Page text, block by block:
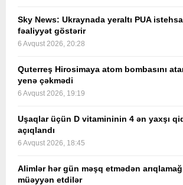
Sky News: Ukraynada yeraltı PUA
fəaliyyət göstərir
6 Avqust 2026, 20:28
Quterreş Hirosimaya atom bombasını
yenə çəkmədi
6 Avqust 2026, 19:19
Uşaqlar üçün D vitamininin 4 ən yaxşı
açıqlandı
6 Avqust 2026, 18:45
Alimlər hər gün məşq etmədən
müəyyən etdilər